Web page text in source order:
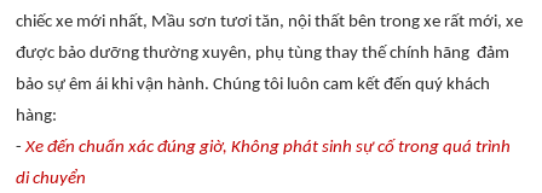
chiếc xe mới nhất, Mầu sơn tươi tăn, nội thất bên trong xe rất mới, xe
được bảo dưỡng thường xuyên, phụ tùng thay thế chính hãng đảm
bảo sự êm ái khi vận hành. Chúng tôi luôn cam kết đến quý khách
hàng:
-Xe đến chuẩn xác đúng giờ, Không phát sinh sự cố trong quá trình
di chuyển